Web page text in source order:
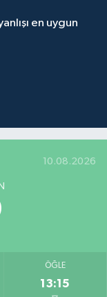
en uygun
10.08.2026
ÖĞLE
13:15